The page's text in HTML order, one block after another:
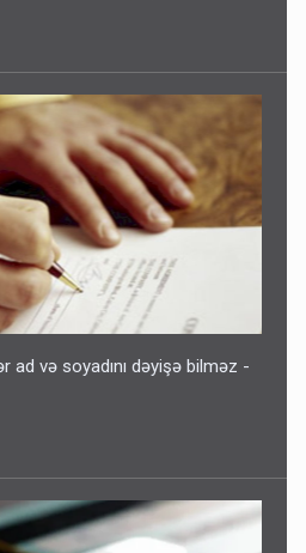
ad və soyadını dəyişə bilməz -